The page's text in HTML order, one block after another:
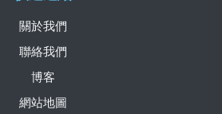
關於我們
聯絡我們
博客
網站地圖